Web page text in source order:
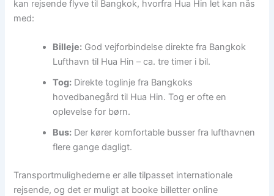
kan rejsende flyve til Bangkok, hvorfra Hua Hin let kan nås
med:
Billeje: God vejforbindelse direkte fra Bangkok
Lufthavn til Hua Hin – ca. tre timer i bil.
Tog: Direkte toglinje fra Bangkoks
hovedbanegård til Hua Hin. Tog er ofte en
oplevelse for børn.
Bus: Der kører komfortable busser fra lufthavnen
flere gange dagligt.
Transportmulighederne er alle tilpasset internationale
rejsende, og det er muligt at booke billetter online